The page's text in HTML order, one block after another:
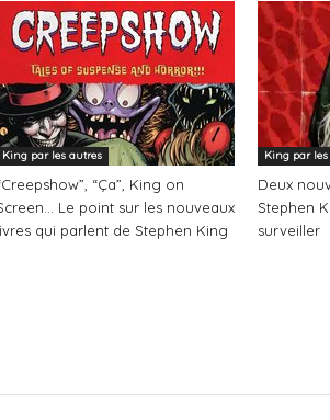
King par les autres
“Ça”, King on
Le point sur les nouveaux
qui parlent de Stephen King
King par
Deux
Stephen
surveiller